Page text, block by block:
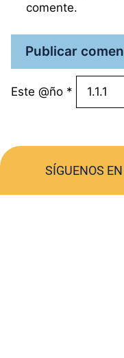
comente.
Este @ño *
SÍGUENOS EN